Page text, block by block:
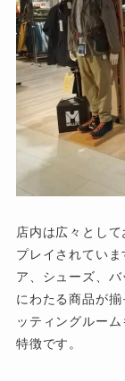
店内は広々とし
プレイされてい
ア、シューズ、
にわたる商品が
ッティングルー
特徴です。